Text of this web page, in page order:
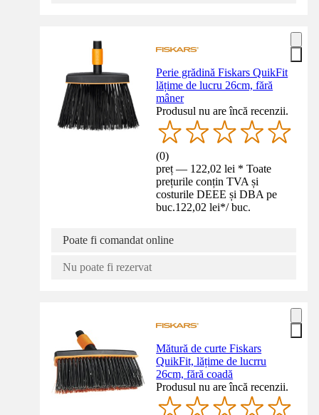
Perie grădină Fiskars QuikFit
lățime de lucru 26cm, fără
mâner
Produsul nu are încă recenzii.
(0)
preț — 122,02 lei * Toate
prețurile conțin TVA și
costurile DEEE și DBA pe
buc.122,02 lei*/ buc.
Poate fi comandat online
Nu poate fi rezervat
Mătură de curte Fiskars
QuikFit, lățime de lucrru
26cm, fără coadă
Produsul nu are încă recenzii.